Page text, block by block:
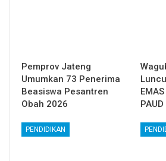
Pemprov Jateng
Umumkan 73 Penerima
Beasiswa Pesantren
Obah 2026
PENDIDIKAN